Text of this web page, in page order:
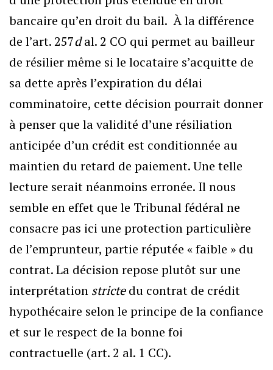
bancaire qu’en droit du bail. À la différence
de l’art. 257dal. 2 CO qui permet au bailleur
de résilier même si le locataire s’acquitte de
sa dette après l’expiration du délai
comminatoire, cette décision pourrait donner
à penser que la validité d’une résiliation
anticipée d’un crédit est conditionnée au
maintien du retard de paiement. Une telle
lecture serait néanmoins erronée. Il nous
semble en effet que le Tribunal fédéral ne
consacre pas ici une protection particulière
de l’emprunteur, partie réputée « faible » du
contrat. La décision repose plutôt sur une
interprétation strictedu contrat de crédit
hypothécaire selon le principe de la confiance
et sur le respect de la bonne foi
contractuelle (art. 2 al. 1 CC).